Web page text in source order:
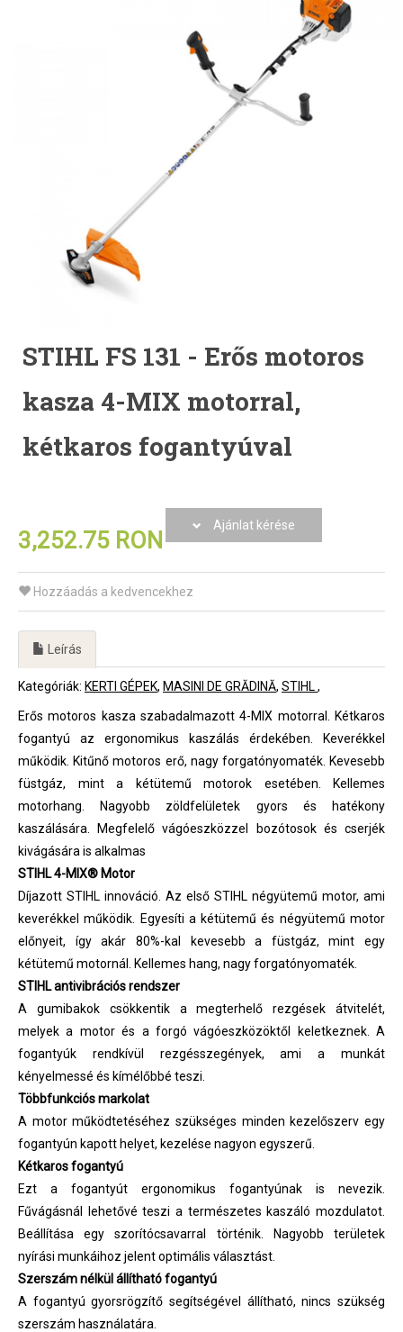
STIHL FS 131 - Erős motoros
kasza 4-MIX motorral,
kétkaros fogantyúval
3,252.75 RON
Ajánlat kérése
Hozzáadás a kedvencekhez
Leírás
Kategóriák: KERTI GÉPEK MASINI DE GRĂDINĂ STIHL
Erős motoros kasza szabadalmazott 4-MIX motorral. Kétkaros
fogantyú az ergonomikus kaszálás érdekében. Keverékkel
működik. Kitűnő motoros erő, nagy forgatónyomaték. Kevesebb
füstgáz, mint a kétütemű motorok esetében. Kellemes
motorhang. Nagyobb zöldfelületek gyors és hatékony
kaszálására. Megfelelő vágóeszközzel bozótosok és cserjék
kivágására is alkalmas
STIHL 4-MIX® Motor
Díjazott STIHL innováció. Az első STIHL négyütemű motor, ami
keverékkel működik. Egyesíti a kétütemű és négyütemű motor
előnyeit, így akár 80%-kal kevesebb a füstgáz, mint egy
kétütemű motornál. Kellemes hang, nagy forgatónyomaték.
STIHL antivibrációs rendszer
A gumibakok csökkentik a megterhelő rezgések átvitelét,
melyek a motor és a forgó vágóeszközöktől keletkeznek. A
fogantyúk rendkívül rezgésszegények, ami a munkát
kényelmessé és kímélőbbé teszi.
Többfunkciós markolat
A motor működtetéséhez szükséges minden kezelőszerv egy
fogantyún kapott helyet, kezelése nagyon egyszerű.
Kétkaros fogantyú
Ezt a fogantyút ergonomikus fogantyúnak is nevezik.
Fűvágásnál lehetővé teszi a természetes kaszáló mozdulatot.
Beállítása egy szorítócsavarral történik. Nagyobb területek
nyírási munkáihoz jelent optimális választást.
Szerszám nélkül állítható fogantyú
A fogantyú gyorsrögzítő segítségével állítható, nincs szükség
szerszám használatára.